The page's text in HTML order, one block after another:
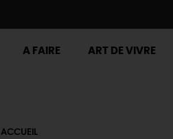
A FAIRE ART DE VIVRE
ACCUEIL